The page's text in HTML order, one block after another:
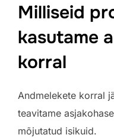
Milliseid
kasutame
korral
Andmelekete korral
teavitame
mõjutatud isikuid.